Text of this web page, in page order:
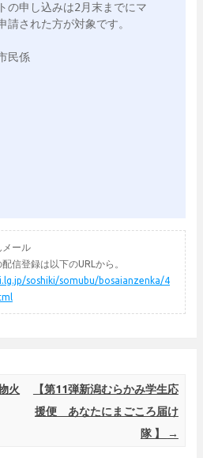
の申し込みは2月末までにマ
請された方が対象です。
民係
メール
信登録は以下のURLから。
soshiki/somubu/bosaianzenka/4
火
【第11弾新潟むらかみ学生応
援便 あなたにまごころ届け
隊 】
→